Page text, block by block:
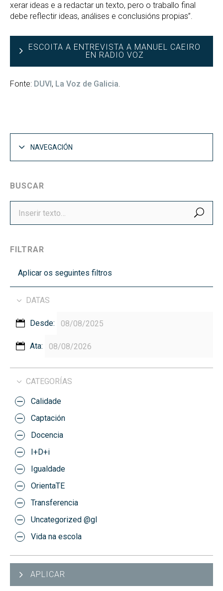
xerar ideas e a redactar un texto, pero o traballo final
debe reflectir ideas, análises e conclusións propias”.
ESCOITA A ENTREVISTA A MANUEL CAEIRO
EN RADIO VOZ
Fonte: DUVI , La Voz de Galicia.
NAVEGACIÓN
BUSCAR
FILTRAR
Aplicar os seguintes filtros
DATAS
Desde:
Ata:
CATEGORÍAS
Calidade
Captación
Docencia
I+D+i
Igualdade
OrientaTE
Transferencia
Uncategorized @gl
Vida na escola
APLICAR